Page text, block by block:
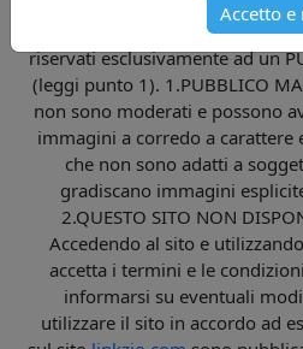
Accetto
ATTENZIONE - I
riservati esclusivamente ad un
(leggi punto 1). 1.PUBBLICO
non sono moderati e possono
immagini a corredo a
che non sono adatti a
gradiscano immagini
2.QUESTO SITO NON
Accedendo al sito e
accetta i termini e le
informarsi su eventuali
utilizzare il sito in accordo ad